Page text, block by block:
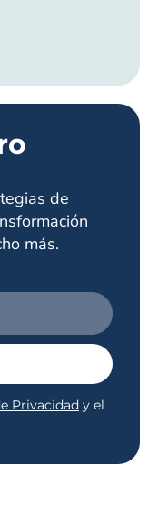
de
más.
Privacidad y el